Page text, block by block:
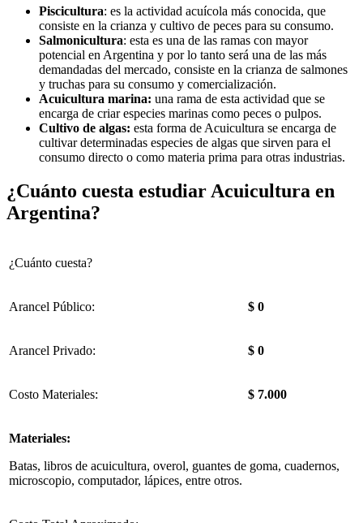
Piscicultura: es la actividad acuícola más conocida, que
consiste en la crianza y cultivo de peces para su consumo.
Salmonicultura: esta es una de las ramas con mayor
potencial en Argentina y por lo tanto será una de las más
demandadas del mercado, consiste en la crianza de salmones
y truchas para su consumo y comercialización.
Acuicultura marina: una rama de esta actividad que se
encarga de criar especies marinas como peces o pulpos.
Cultivo de algas: esta forma de Acuicultura se encarga de
cultivar determinadas especies de algas que sirven para el
consumo directo o como materia prima para otras industrias.
¿Cuánto cuesta estudiar Acuicultura en
Argentina?
¿Cuánto cuesta?
Arancel Público: $ 0
Arancel Privado: $ 0
Costo Materiales: $ 7.000
Materiales:
Batas, libros de acuicultura, overol, guantes de goma, cuadernos,
microscopio, computador, lápices, entre otros.